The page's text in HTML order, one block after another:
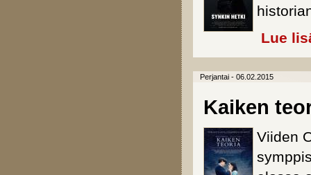
Lue
Perjantai - 06.02.2015
Kaiken
Viiden